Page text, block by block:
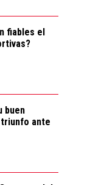
fiables el
buen
ante